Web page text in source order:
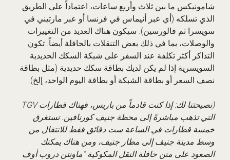
شامونيكس ما بين ثلاث وأربع ساعات، اعتماداً على الطريق
الذي تسلكه (أي عبر أنيماس في فرنسا أو عبر مارتيني في
سويسرا ثم فالورسين). سيكون هناك العديد من التغييرات
والوصلات، بما في ذلك بعض التنقلات بالحافلة أيضاً. تكون
التذاكر أكثر تكلفة عند السفر على شبكة السكك الحديدية
السويسرية إذا لم يكن لديك بطاقة سكك حديدية (مثل بطاقة
نصف السعر أو بطاقة الشبكة أو بطاقة اليوم الواحد، إلخ).
(نصيحتنا لك: إذا كنت قادماً من باريس، فهناك قطارات TGV
التي تذهب مباشرةً إلى محطة جنيف كورنافين. تستغرق
خمسة قطارات في الساعة ست دقائق فقط للانتقال من
وسط مدينة جنيف إلى مطار جنيف، ومن هناك يمكنك
الصعود على متن حافلة النقل المكوكية “ماونتن دروب أوف